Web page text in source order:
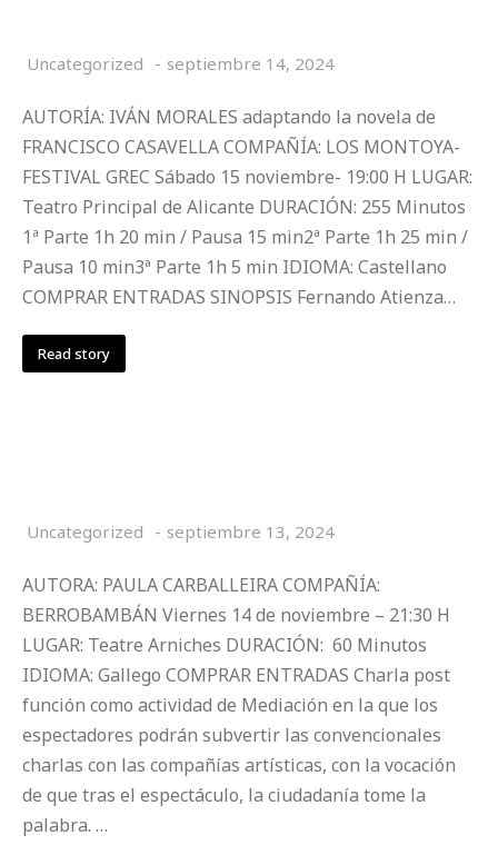
Uncategorized septiembre 14, 2024
AUTORÍA: IVÁN MORALES adaptando la novela de
FRANCISCO CASAVELLA COMPAÑÍA: LOS MONTOYA-
FESTIVAL GREC Sábado 15 noviembre- 19:00 H LUGAR:
Teatro Principal de Alicante DURACIÓN: 255 Minutos
1ª Parte 1h 20 min / Pausa 15 min2ª Parte 1h 25 min /
Pausa 10 min3ª Parte 1h 5 min IDIOMA: Castellano
COMPRAR ENTRADAS SINOPSIS Fernando Atienza…
Read story
Uncategorized septiembre 13, 2024
AUTORA: PAULA CARBALLEIRA COMPAÑÍA:
BERROBAMBÁN Viernes 14 de noviembre – 21:30 H
LUGAR: Teatre Arniches DURACIÓN: 60 Minutos
IDIOMA: Gallego COMPRAR ENTRADAS Charla post
función como actividad de Mediación en la que los
espectadores podrán subvertir las convencionales
charlas con las compañías artísticas, con la vocación
de que tras el espectáculo, la ciudadanía tome la
palabra. …